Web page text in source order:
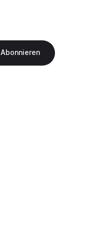
Abonnieren